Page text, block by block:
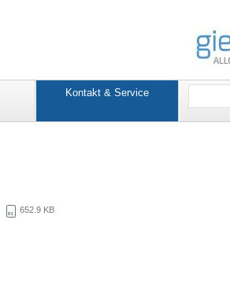
Kontakt & Service
Website
652.9 KB